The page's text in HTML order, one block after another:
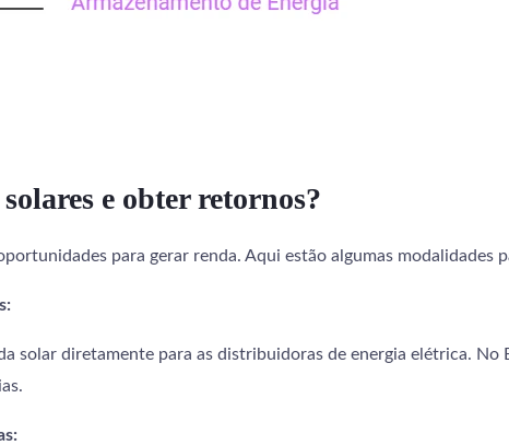
e obter retornos?
para gerar renda. Aqui estão algumas modalidades
solar diretamente para as distribuidoras de energia elétrica.